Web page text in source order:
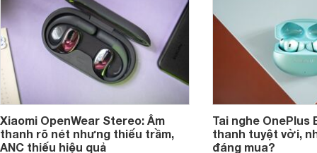
Xiaomi OpenWear Stereo: Âm
thanh rõ nét nhưng thiếu trầm,
ANC thiếu hiệu quả
Tai nghe OnePlus
thanh tuyệt vời,
đáng mua?